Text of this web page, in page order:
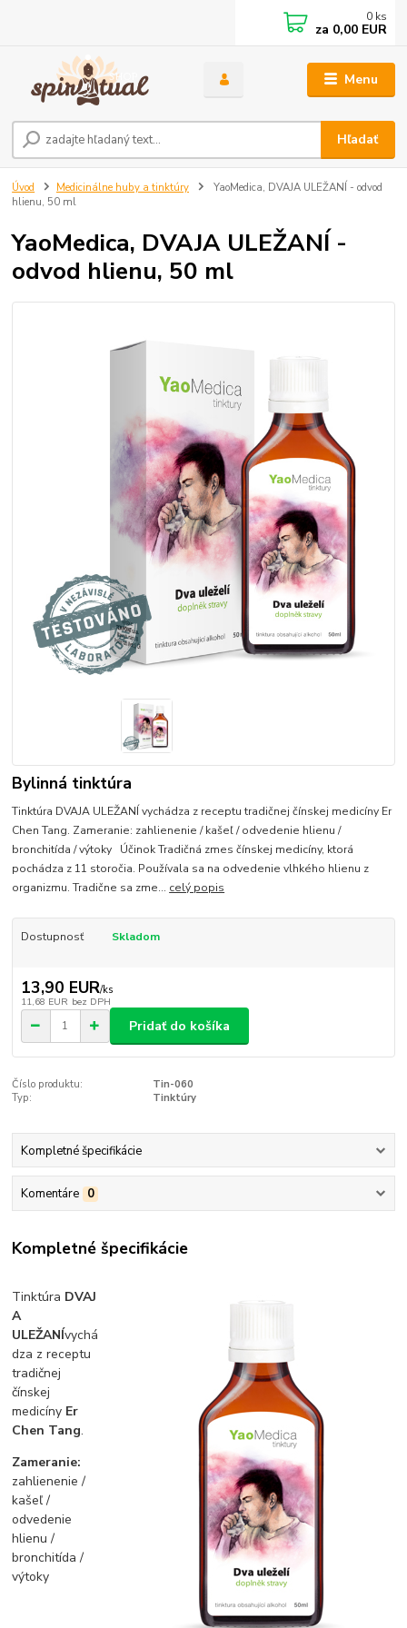
Menu
Hľadať
0 ks
za 0,00 EUR
Úvod Medicinálne huby a tinktúry
YaoMedica, DVAJA ULEŽANÍ - odvod
hlienu, 50 ml
YaoMedica, DVAJA ULEŽANÍ -
odvod hlienu, 50 ml
Bylinná tinktúra
Tinktúra DVAJA ULEŽANÍ vychádza z receptu tradičnej čínskej medicíny Er
Chen Tang. Zameranie: zahlienenie / kašeľ / odvedenie hlienu /
bronchitída / výtoky Účinok Tradičná zmes čínskej medicíny, ktorá
pochádza z 11 storočia. Používala sa na odvedenie vlhkého hlienu z
organizmu. Tradične sa zme... celý popis
Dostupnosť Skladom
13,90 EUR/ks
11,68 EUR bez DPH
Pridať do košíka
Číslo produktu:
Tin-060
Typ:
Tinktúry
Kompletné špecifikácie
Komentáre 0
Kompletné špecifikácie
Tinktúra DVAJ
A
ULEŽANÍvychá
dza z receptu
tradičnej
čínskej
medicíny Er
Chen Tang.
Zameranie:
zahlienenie /
kašeľ /
odvedenie
hlienu /
bronchitída /
výtoky